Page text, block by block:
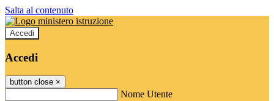
Salta al contenuto
Accedi
Accedi
button close ×
Nome Utente